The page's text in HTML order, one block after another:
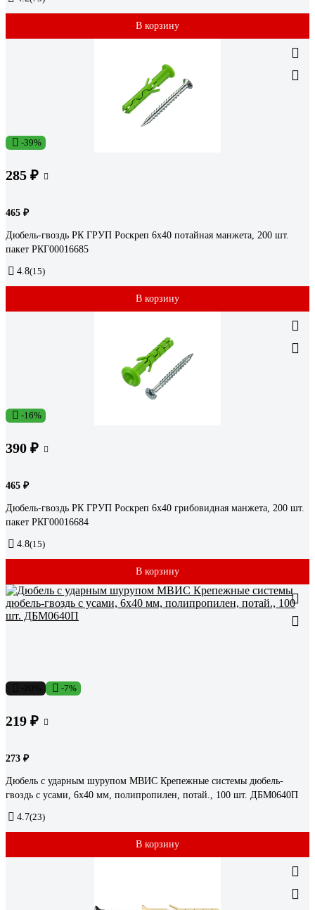
В корзину
-39%
285 ₽
465 ₽
Дюбель-гвоздь РК ГРУП Роскреп 6x40 потайная манжета, 200 шт.
пакет РКГ00016685
4.8(15)
В корзину
-16%
390 ₽
465 ₽
Дюбель-гвоздь РК ГРУП Роскреп 6x40 грибовидная манжета, 200 шт.
пакет РКГ00016684
4.8(15)
В корзину
-7%
219 ₽
273 ₽
Дюбель с ударным шурупом МВИС Крепежные системы дюбель-
гвоздь с усами, 6x40 мм, полипропилен, потай., 100 шт. ДБМ0640П
4.7(23)
В корзину